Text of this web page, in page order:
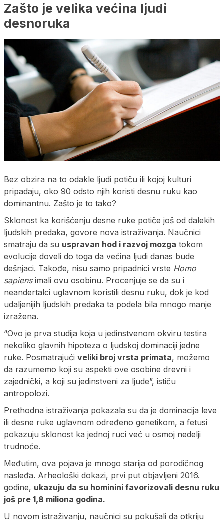
Zašto je velika većina ljudi
desnoruka
Bez obzira na to odakle ljudi potiču ili kojoj kulturi
pripadaju, oko 90 odsto njih koristi desnu ruku kao
dominantnu. Zašto je to tako?
Sklonost ka korišćenju desne ruke potiče još od dalekih
ljudskih predaka, govore nova istraživanja. Naučnici
smatraju da su uspravan hod i razvoj mozga tokom
evolucije doveli do toga da većina ljudi danas bude
dešnjaci. Takođe, nisu samo pripadnici vrste Homo
sapiensimali ovu osobinu. Procenjuje se da su i
neandertalci uglavnom koristili desnu ruku, dok je kod
udaljenijih ljudskih predaka ta podela bila mnogo manje
izražena.
“Ovo je prva studija koja u jedinstvenom okviru testira
nekoliko glavnih hipoteza o ljudskoj dominaciji jedne
ruke. Posmatrajući veliki broj vrsta primata, možemo
da razumemo koji su aspekti ove osobine drevni i
zajednički, a koji su jedinstveni za ljude”, ističu
antropolozi.
Prethodna istraživanja pokazala su da je dominacija leve
ili desne ruke uglavnom određeno genetikom, a fetusi
pokazuju sklonost ka jednoj ruci već u osmoj nedelji
trudnoće.
Međutim, ova pojava je mnogo starija od porodičnog
nasleđa. Arheološki dokazi, prvi put objavljeni 2016.
godine, ukazuju da su hominini favorizovali desnu ruku
još pre 1,8 miliona godina.
U novom istraživanju, naučnici su pokušali da otkriju